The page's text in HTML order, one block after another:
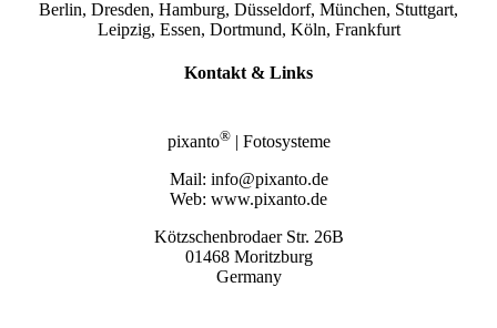
Berlin, Dresden, Hamburg, Düsseldorf, München, Stuttgart,
Leipzig, Essen, Dortmund, Köln, Frankfurt
Kontakt & Links
pixanto®| Fotosysteme
Mail: info@pixanto.de
Web: www.pixanto.de
Kötzschenbrodaer Str. 26B
01468 Moritzburg
Germany